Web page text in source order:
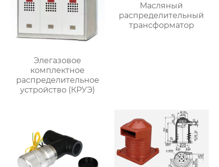
Элегазовое
комплектное
распределительное
устройство (КРУЭ)
Масляный
распределительный
трансформатор